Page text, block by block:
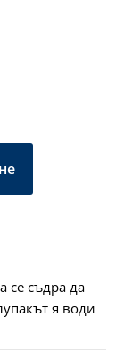
се съдра да
я води